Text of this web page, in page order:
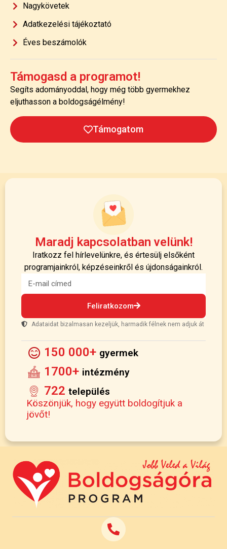
Nagykövetek
Adatkezelési tájékoztató
Éves beszámolók
Támogasd a programot!
Segíts adományoddal, hogy még több gyermekhez
eljuthasson a boldogságélmény!
Támogatom
Maradj kapcsolatban velünk!
Iratkozz fel hírlevelünkre, és értesülj elsőként
programjainkról, képzéseinkről és újdonságainkról.
Feliratkozom
Adataidat bizalmasan kezeljük, harmadik félnek nem adjuk át
150 000+ gyermek
1700+ intézmény
722 település
Köszönjük, hogy együtt boldogítjuk a
jövőt!